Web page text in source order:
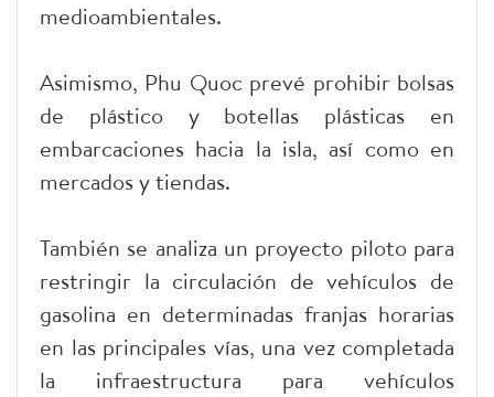
medioambientales.
Asimismo, Phu Quoc prevé prohibir bolsas
de plástico y botellas plásticas en
embarcaciones hacia la isla, así como en
mercados y tiendas.
También se analiza un proyecto piloto para
restringir la circulación de vehículos de
gasolina en determinadas franjas horarias
en las principales vías, una vez completada
la infraestructura para vehículos